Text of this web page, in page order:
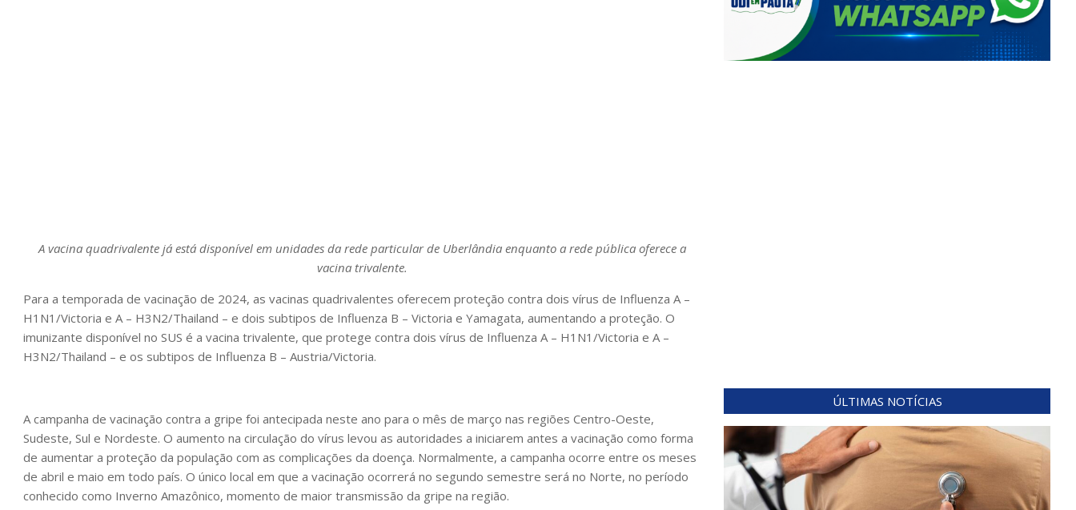
A vacina quadrivalente já está disponível em unidades da rede particular de Uberlândia enquanto a rede pública oferece a
vacina trivalente.
Para a temporada de vacinação de 2024, as vacinas quadrivalentes oferecem proteção contra dois vírus de Influenza A –
H1N1/Victoria e A – H3N2/Thailand – e dois subtipos de Influenza B – Victoria e Yamagata, aumentando a proteção. O
imunizante disponível no SUS é a vacina trivalente, que protege contra dois vírus de Influenza A – H1N1/Victoria e A –
H3N2/Thailand – e os subtipos de Influenza B – Austria/Victoria.
A campanha de vacinação contra a gripe foi antecipada neste ano para o mês de março nas regiões Centro-Oeste,
Sudeste, Sul e Nordeste. O aumento na circulação do vírus levou as autoridades a iniciarem antes a vacinação como forma
de aumentar a proteção da população com as complicações da doença. Normalmente, a campanha ocorre entre os meses
de abril e maio em todo país. O único local em que a vacinação ocorrerá no segundo semestre será no Norte, no período
conhecido como Inverno Amazônico, momento de maior transmissão da gripe na região.
ÚLTIMAS NOTÍCIAS